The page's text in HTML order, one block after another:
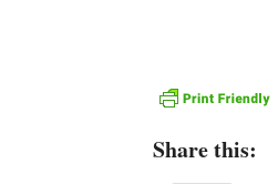
Share this: